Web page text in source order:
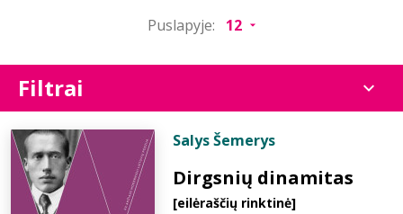
Puslapyje:
Filtrai
Salys Šemerys
Dirgsnių dinamitas
[eilėraščių rinktinė]